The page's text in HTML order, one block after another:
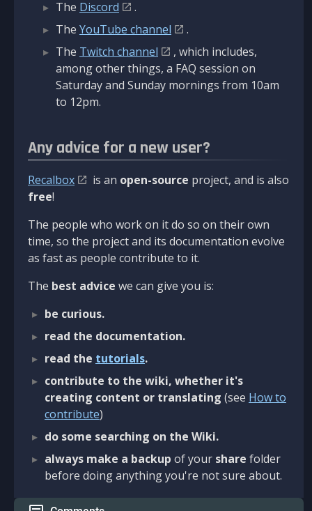
The Discord
.
The YouTube channel
.
The Twitch channel
, which includes,
among other things, a FAQ session on
Saturday and Sunday mornings from 10am
to 12pm.
Any advice for a new user?
Recalbox is an open-source project, and is also
free!
The people who work on it do so on their own
time, so the project and its documentation evolve
as fast as people contribute to it.
The best advice we can give you is:
be curious.
read the documentation.
read the tutorials.
contribute to the wiki, whether it's
creating content or translating (see How to
contribute)
do some searching on the Wiki.
always make a backup of your share folder
before doing anything you're not sure about.